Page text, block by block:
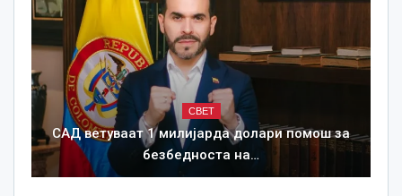
СВЕТ
САД ветуваат 1 милијарда долари помош за
безбедноста на…